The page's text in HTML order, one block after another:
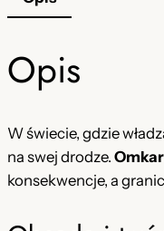
Opis
W świecie, gdzie
na swej drodze.
konsekwencje, a